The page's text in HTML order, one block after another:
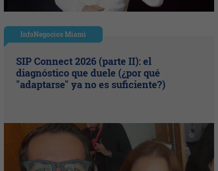
InfoNegocios Miami
SIP Connect 2026 (parte II): el
diagnóstico que duele (¿por qué
"adaptarse" ya no es suficiente?)